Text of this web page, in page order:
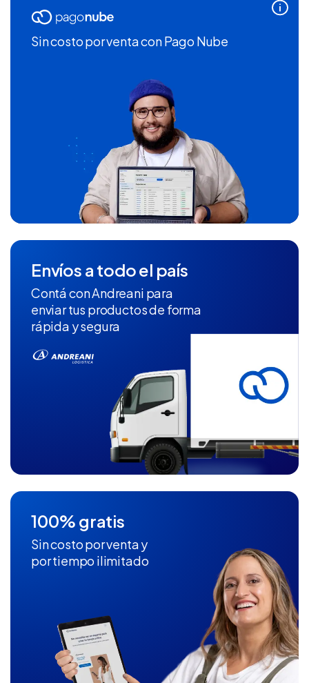
Sin costo por ventacon Pago Nube
Envíos a todo el país
Contá con Andreani para
enviar tus productos de forma
rápida y segura
100% gratis
Sin costo por venta y
por tiempo ilimitado